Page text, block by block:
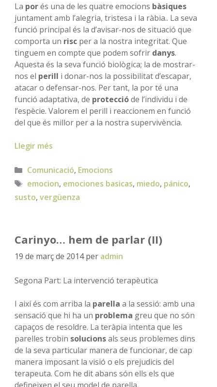
La porés una de les quatre emocions bàsiques
juntament amb l’alegria, tristesa i la ràbia.. La seva
funció principal és la d’avisar-nos de situació que
comporta un risc per a la nostra integritat. Que
tinguem en compte que podem sofrir danys.
Aquesta és la seva funció biològica; la de mostrar-
nos el perill i donar-nos la possibilitat d’escapar,
atacar o defensar-nos. Per tant, la por té una
funció adaptativa, de proteccióde l’individu i de
l’espècie. Valorem el perill i reaccionem en funció
del que és millor per a la nostra supervivència.
Llegir més
Categories
Comunicació, Emocions
Etiquetes
emocion, emociones basicas, miedo, pánico,
susto, vergüenza
Carinyo… hem de parlar (II)
19 de març de 2014 per admin
Segona Part: La intervenció terapèutica
I així és com arriba la parella a la sessió: amb una
sensació que hi ha un problema greu que no són
capaços de resoldre. La teràpia intenta que les
parelles trobin solucionsals seus problemes dins
de la seva particular manera de funcionar, de cap
manera imposant la visió o els prejudicis del
terapeuta. Com he dit abans són ells els que
defineixen el seu model de parella.